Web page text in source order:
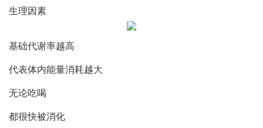
生理因素
基础代谢率越高
代表体内能量消耗越大
无论吃喝
都很快被消化